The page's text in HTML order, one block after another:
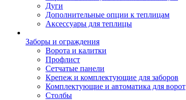
Дуги
Дополнительные опции к теплицам
Аксессуары для теплицы
Заборы и ограждения
Ворота и калитки
Профлист
Сетчатые панели
Крепеж и комплектующие для заборов
Комплектующие и автоматика для ворот
Столбы